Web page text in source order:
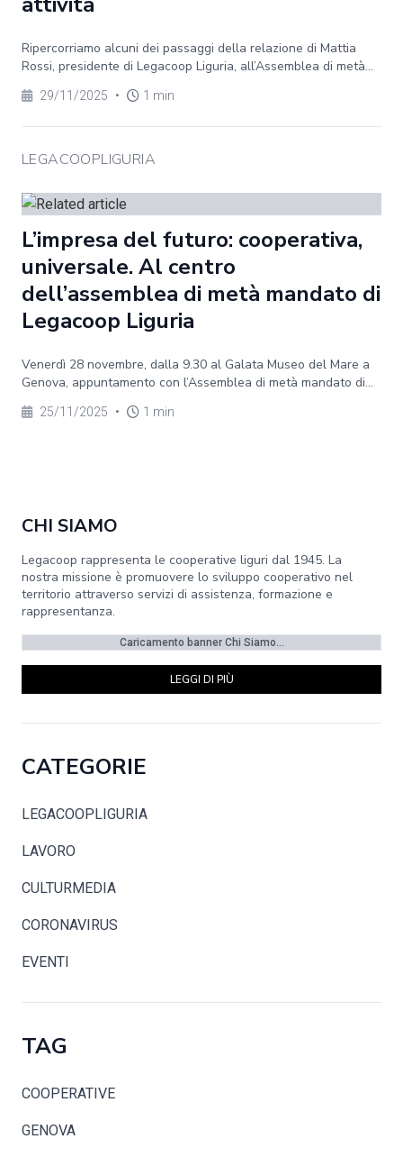
Ripercorriamo alcuni dei passaggi della relazione di Mattia
Rossi, presidente di Legacoop Liguria, all’Assemblea di metà...
29/11/2025 • 1 min
LEGACOOPLIGURIA
L’impresa del futuro: cooperativa,
universale. Al centro
dell’assemblea di metà mandato di
Legacoop Liguria
Venerdì 28 novembre, dalla 9.30 al Galata Museo del Mare a
Genova, appuntamento con l’Assemblea di metà mandato di...
25/11/2025 • 1 min
CHI SIAMO
Legacoop rappresenta le cooperative liguri dal 1945. La
nostra missione è promuovere lo sviluppo cooperativo nel
territorio attraverso servizi di assistenza, formazione e
rappresentanza.
Caricamento banner Chi Siamo...
LEGGI DI PIÙ
CATEGORIE
LEGACOOPLIGURIA
LAVORO
CULTURMEDIA
CORONAVIRUS
EVENTI
TAG
COOPERATIVE
GENOVA